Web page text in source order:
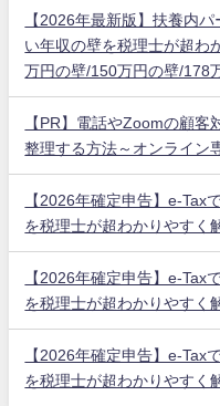
【2026年最新版】扶養内
い年収の壁を税理士が超わ
万円の壁/150万円の壁/178
【PR】電話やZoomの顧客
整理する方法～オンライン
【2026年確定申告】e-Tax
を税理士が超わかりやすく
【2026年確定申告】e-Tax
を税理士が超わかりやすく
【2026年確定申告】e-Tax
を税理士が超わかりやすく